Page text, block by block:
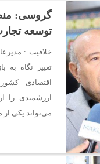
گروسی:
توسعه
خلاقیت :
تغییر نگاه به
اقتصادی
ارزشمندی را
می‌تواند یکی از